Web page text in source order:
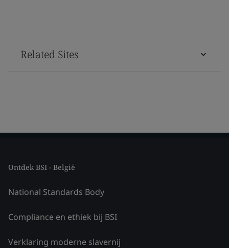
Related Sites
Ontdek BSI - België
National Standards Body
Compliance en ethiek bij BSI
Verklaring moderne slavernij